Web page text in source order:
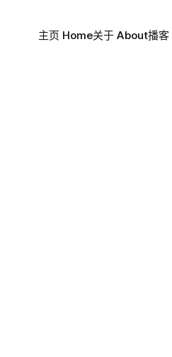
主页 Home关于 About播